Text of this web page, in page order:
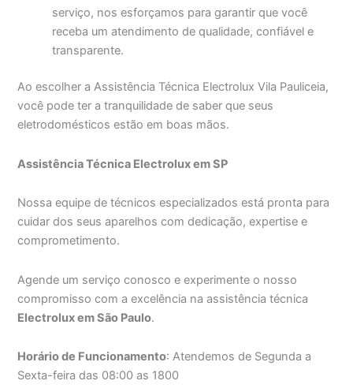
serviço, nos esforçamos para garantir que você
receba um atendimento de qualidade, confiável e
transparente.
Ao escolher a Assistência Técnica Electrolux Vila Pauliceia,
você pode ter a tranquilidade de saber que seus
eletrodomésticos estão em boas mãos.
Assistência Técnica Electrolux em SP
Nossa equipe de técnicos especializados está pronta para
cuidar dos seus aparelhos com dedicação, expertise e
comprometimento.
Agende um serviço conosco e experimente o nosso
compromisso com a excelência na assistência técnica
Electrolux em São Paulo.
Horário de Funcionamento: Atendemos de Segunda a
Sexta-feira das 08:00 as 1800